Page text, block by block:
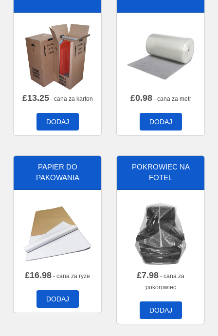
£13.25- cana za karton
DODAJ
£0.98- cana za metr
DODAJ
PAPIER DO
PAKOWANIA
£16.98 - cana za ryze
DODAJ
POKROWIEC NA
FOTEL
£7.98 - cana za
pokorowiec
DODAJ